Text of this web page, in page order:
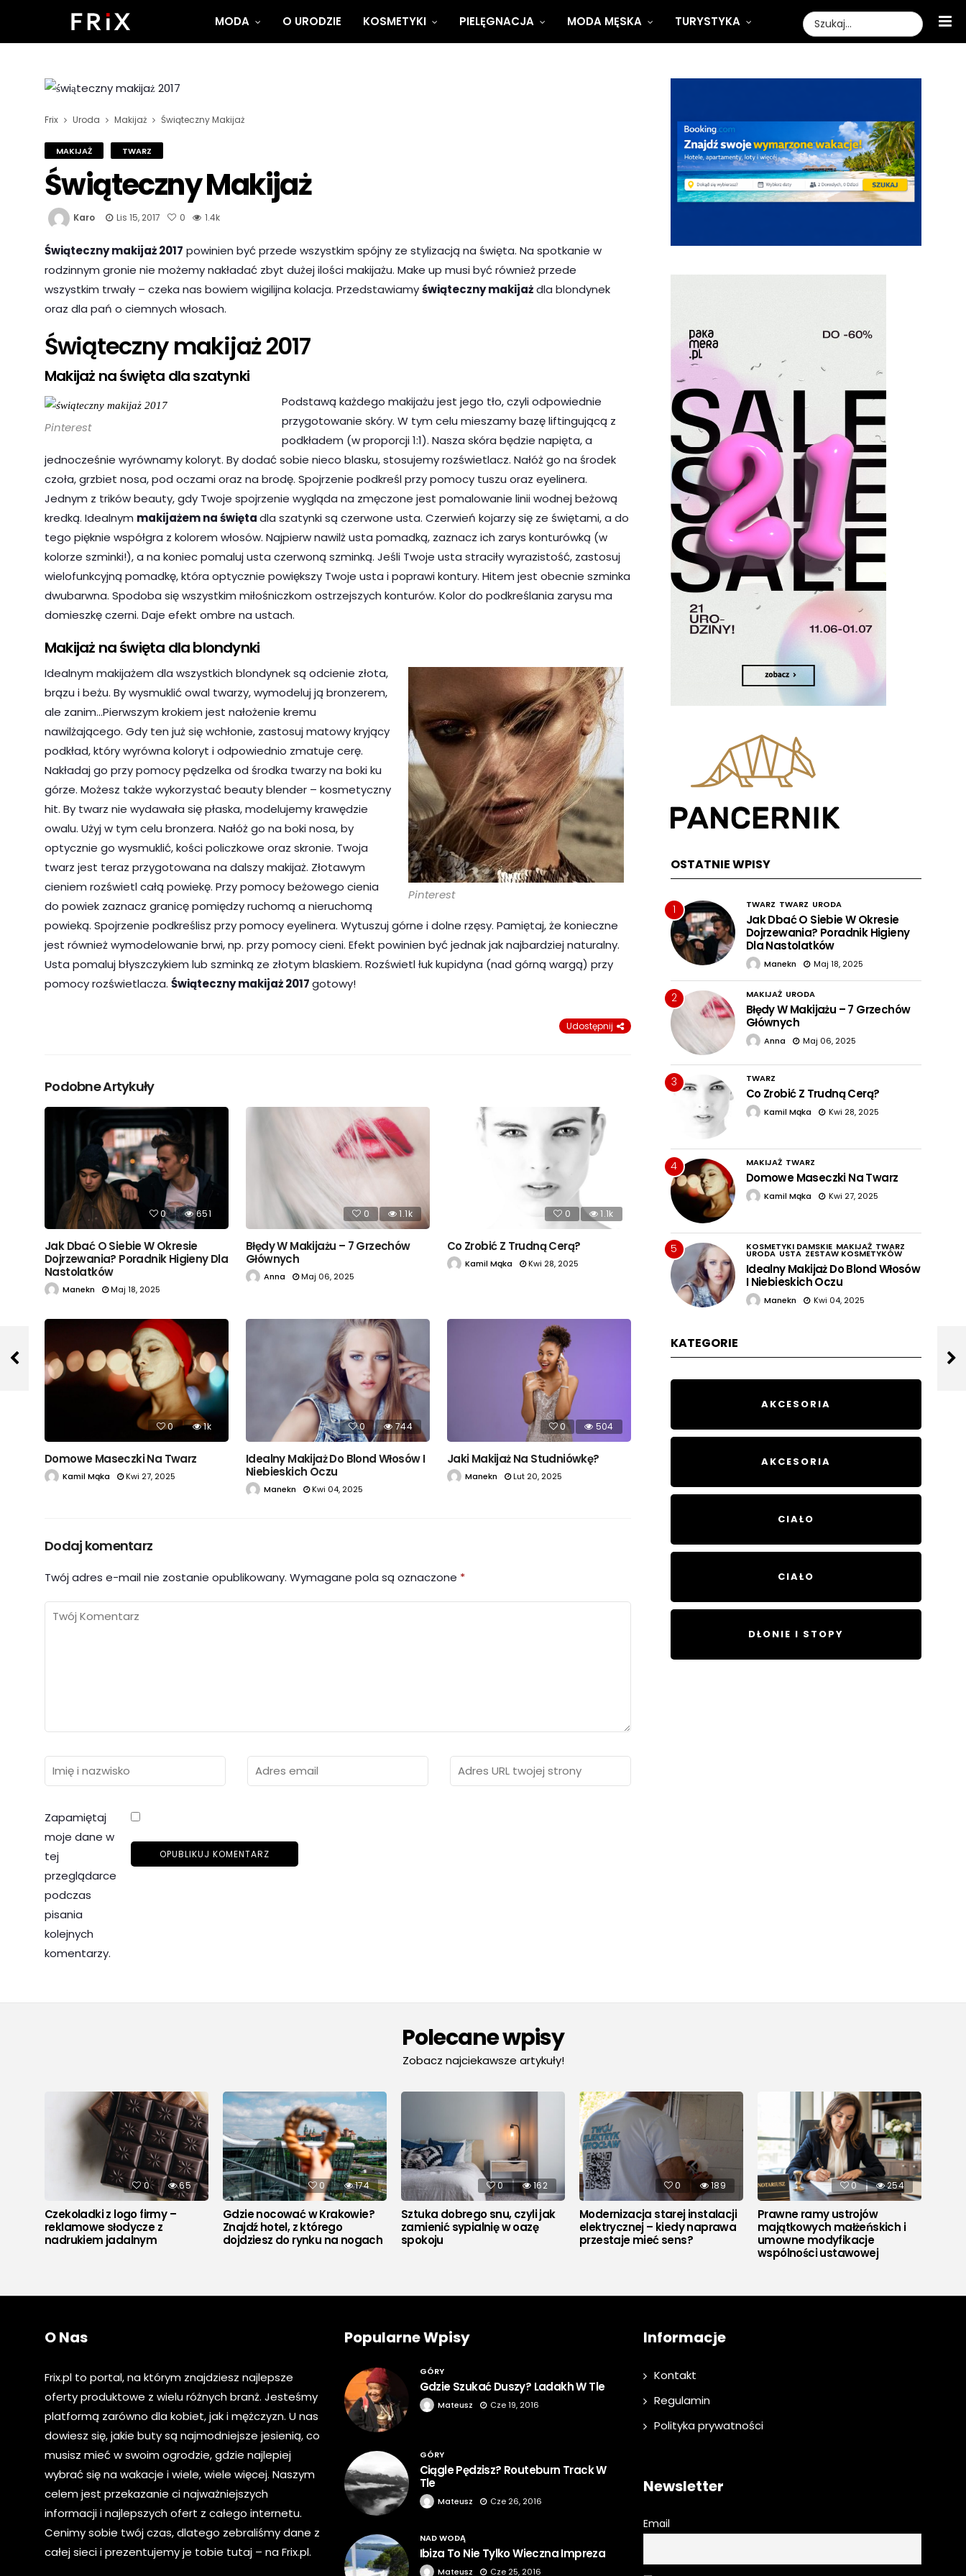
MODA O URODZIE KOSMETYKI PIELĘGNACJA MODA MĘSKA TURYSTYKA
Frix Uroda Makijaż Świąteczny Makijaż
MAKIJAŻ TWARZ
Świąteczny Makijaż
Karo Lis 15, 2017 0 1.4k
Świąteczny makijaż 2017 powinien być przede wszystkim spójny ze stylizacją na święta. Na spotkanie w
rodzinnym gronie nie możemy nakładać zbyt dużej ilości makijażu. Make up musi być również przede
wszystkim trwały – czeka nas bowiem wigilijna kolacja. Przedstawiamyświąteczny makijażdla blondynek
oraz dla pań o ciemnych włosach.
Świąteczny makijaż 2017
Makijaż na święta dla szatynki
Pinterest
Podstawą każdego makijażu jest jego tło, czyli odpowiednie
przygotowanie skóry. W tym celu mieszamy bazę liftingującą z
podkładem (w proporcji 1:1). Nasza skóra będzie napięta, a
jednocześnie wyrównamy koloryt. By dodać sobie nieco blasku, stosujemy rozświetlacz. Nałóż go na środek
czoła, grzbiet nosa, pod oczami oraz na brodę. Spojrzenie podkreśl przy pomocy tuszu oraz eyelinera.
Jednym z trików beauty, gdy Twoje spojrzenie wygląda na zmęczone jest pomalowanie linii wodnej beżową
kredką. Idealnym makijażem na świętadla szatynki są czerwone usta. Czerwień kojarzy się ze świętami, a do
tego pięknie współgra z kolorem włosów. Najpierw nawilż usta pomadką, zaznacz ich zarys konturówką (w
kolorze szminki!), a na koniec pomaluj usta czerwoną szminką. Jeśli Twoje usta straciły wyrazistość, zastosuj
wielofunkcyjną pomadkę, która optycznie powiększy Twoje usta i poprawi kontury. Hitem jest obecnie szminka
dwubarwna. Spodoba się wszystkim miłośniczkom ostrzejszych konturów. Kolor do podkreślania zarysu ma
domieszkę czerni. Daje efekt ombre na ustach.
Makijaż na święta dla blondynki
Pinterest
Idealnym makijażem dla wszystkich blondynek są odcienie złota,
brązu i beżu. By wysmuklić owal twarzy, wymodeluj ją bronzerem,
ale zanim…Pierwszym krokiem jest nałożenie kremu
nawilżającego. Gdy ten już się wchłonie, zastosuj matowy kryjący
podkład, który wyrówna koloryt i odpowiednio zmatuje cerę.
Nakładaj go przy pomocy pędzelka od środka twarzy na boki ku
górze. Możesz także wykorzystać beauty blender – kosmetyczny
hit. By twarz nie wydawała się płaska, modelujemy krawędzie
owalu. Użyj w tym celu bronzera. Nałóż go na boki nosa, by
optycznie go wysmuklić, kości policzkowe oraz skronie. Twoja
twarz jest teraz przygotowana na dalszy makijaż. Złotawym
cieniem rozświetl całą powiekę. Przy pomocy beżowego cienia
do powiek zaznacz granicę pomiędzy ruchomą a nieruchomą
powieką. Spojrzenie podkreślisz przy pomocy eyelinera. Wytuszuj górne i dolne rzęsy. Pamiętaj, że konieczne
jest również wymodelowanie brwi, np. przy pomocy cieni. Efekt powinien być jednak jak najbardziej naturalny.
Usta pomaluj błyszczykiem lub szminką ze złotym blaskiem. Rozświetl łuk kupidyna (nad górną wargą) przy
pomocy rozświetlacza. Świąteczny makijaż 2017gotowy!
Udostępnij
Podobne Artykuły
0 651
Jak Dbać O Siebie W Okresie
Dojrzewania? Poradnik Higieny Dla
Nastolatków
Manekn Maj 18, 2025
0 1.1k
Błędy W Makijażu – 7 Grzechów
Głównych
Anna Maj 06, 2025
0 1.1k
Co Zrobić Z Trudną Cerą?
Kamil Mąka Kwi 28, 2025
0 1k
Domowe Maseczki Na Twarz
Kamil Mąka Kwi 27, 2025
0 744
Idealny Makijaż Do Blond Włosów I
Niebieskich Oczu
Manekn Kwi 04, 2025
0 504
Jaki Makijaż Na Studniówkę?
Manekn Lut 20, 2025
Dodaj komentarz
Twój adres e-mail nie zostanie opublikowany. Wymagane pola są oznaczone *
Zapamiętaj
moje dane w
tej
przeglądarce
podczas
pisania
kolejnych
komentarzy.
OSTATNIE WPISY
1 TWARZ TWARZ URODA
Jak Dbać O Siebie W Okresie
Dojrzewania? Poradnik Higieny
Dla Nastolatków
Manekn Maj 18, 2025
2 MAKIJAŻ URODA
Błędy W Makijażu – 7 Grzechów
Głównych
Anna Maj 06, 2025
3 TWARZ
Co Zrobić Z Trudną Cerą?
Kamil Mąka Kwi 28, 2025
4 MAKIJAŻ TWARZ
Domowe Maseczki Na Twarz
Kamil Mąka Kwi 27, 2025
5 KOSMETYKI DAMSKIE MAKIJAŻ TWARZ
URODA USTA ZESTAW KOSMETYKÓW
Idealny Makijaż Do Blond Włosów
I Niebieskich Oczu
Manekn Kwi 04, 2025
KATEGORIE
AKCESORIA
AKCESORIA
CIAŁO
CIAŁO
DŁONIE I STOPY
Polecane wpisy
Zobacz najciekawsze artykuły!
0 65
Czekoladki z logo firmy –
reklamowe słodycze z
nadrukiem jadalnym
0 174
Gdzie nocować w Krakowie?
Znajdź hotel, z którego
dojdziesz do rynku na nogach
0 162
Sztuka dobrego snu, czyli jak
zamienić sypialnię w oazę
spokoju
0 189
Modernizacja starej instalacji
elektrycznej – kiedy naprawa
przestaje mieć sens?
0 254
Prawne ramy ustrojów
majątkowych małżeńskich i
umowne modyfikacje
wspólności ustawowej
O Nas
Frix.pl to portal, na którym znajdziesz najlepsze
oferty produktowe z wielu różnych branż. Jesteśmy
platformą zarówno dla kobiet, jak i mężczyzn. U nas
dowiesz się, jakie buty są najmodniejsze jesienią, co
musisz mieć w swoim ogrodzie, gdzie najlepiej
wybrać się na wakacje i wiele, wiele więcej. Naszym
celem jest przekazanie ci najważniejszych
informacji i najlepszych ofert z całego internetu.
Cenimy sobie twój czas, dlatego zebraliśmy dane z
całej sieci i prezentujemy je tobie tutaj – na Frix.pl.
Popularne Wpisy
GÓRY
Gdzie Szukać Duszy? Ladakh W Tle
Mateusz Cze 19, 2016
GÓRY
Ciągle Pędzisz? Routeburn Track W
Tle
Mateusz Cze 26, 2016
NAD WODĄ
Ibiza To Nie Tylko Wieczna Impreza
Mateusz Cze 25, 2016
Informacje
Kontakt
Regulamin
Polityka prywatności
Newsletter
Email